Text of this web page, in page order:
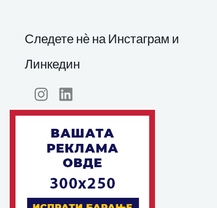
Следете нѐ на Инстаграм и
Линкедин